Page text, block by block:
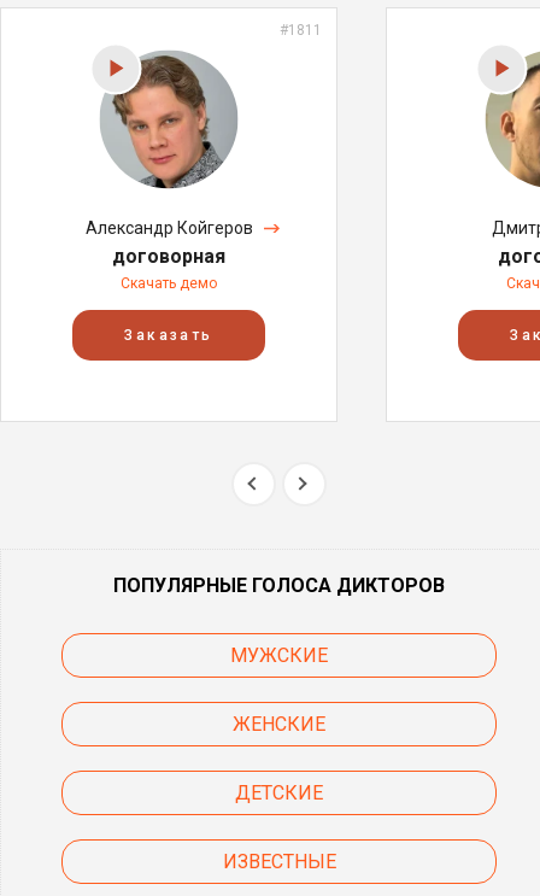
#1811
Александр Койгеров
договорная
Скачать демо
Заказать
ПОПУЛЯРНЫЕ ГОЛОСА ДИКТОРОВ
МУЖСКИЕ
ЖЕНСКИЕ
ДЕТСКИЕ
ИЗВЕСТНЫЕ